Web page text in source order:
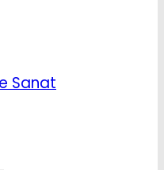
Sanat